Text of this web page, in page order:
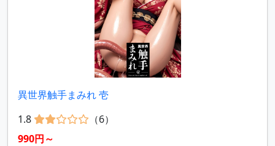
異世界触手まみれ 壱
1.8
（6）
990円～